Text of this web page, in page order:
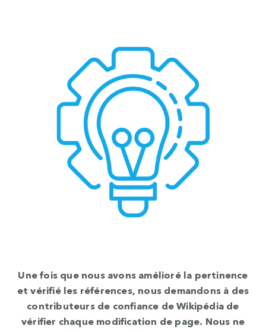
Une fois que nous avons amélioré la pertinence
et vérifié les références, nous demandons à des
contributeurs de confiance de Wikipédia de
vérifier chaque modification de page. Nous ne